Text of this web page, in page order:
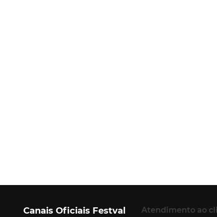
Canais Oficiais Festval
Atendimento ao